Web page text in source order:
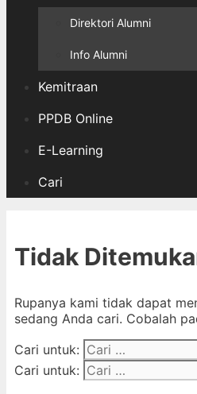
Direktori Alumni
Info Alumni
Kemitraan
PPDB Online
E-Learning
Cari
Tidak
Rupanya kami tidak dapat
sedang Anda cari. Cobalah
Cari untuk:
Cari untuk: